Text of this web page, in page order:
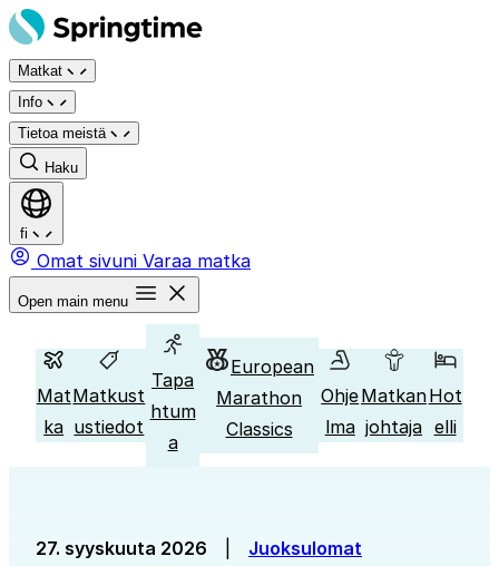
Siirry
sisältöön
Matkat
Info
Tietoa meistä
Haku
fi
Omat sivuni Varaa matka
Open main menu
Mat
ka
Matkust
ustiedot
Tapa
htum
a
European
Marathon
Classics
Ohje
lma
Matkan
johtaja
Hot
elli
27. syyskuuta 2026 Juoksulomat